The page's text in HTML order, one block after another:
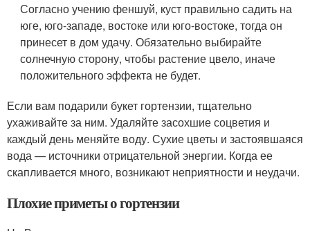
Согласно учению феншуй, куст правильно садить на
юге, юго-западе, востоке или юго-востоке, тогда он
принесет в дом удачу. Обязательно выбирайте
солнечную сторону, чтобы растение цвело, иначе
положительного эффекта не будет.
Если вам подарили букет гортензии, тщательно
ухаживайте за ним. Удаляйте засохшие соцветия и
каждый день меняйте воду. Сухие цветы и застоявшаяся
вода — источники отрицательной энергии. Когда ее
скапливается много, возникают неприятности и неудачи.
Плохие приметы о гортензии